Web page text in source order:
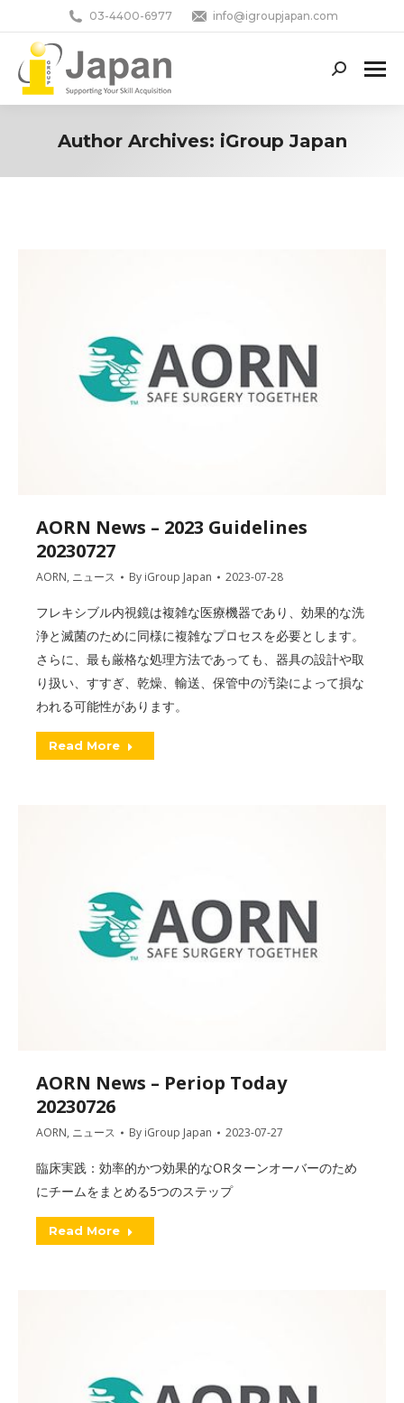
03-4400-6977 info@igroupjapan.com
Search:
Author Archives: iGroup Japan
AORN News – 2023 Guidelines
20230727
AORN, ニュース By iGroup Japan 2023-07-28
フレキシブル内視鏡は複雑な医療機器であり、効果的な洗
浄と滅菌のために同様に複雑なプロセスを必要とします。
さらに、最も厳格な処理方法であっても、器具の設計や取
り扱い、すすぎ、乾燥、輸送、保管中の汚染によって損な
われる可能性があります。
Read More
AORN News – Periop Today
20230726
AORN, ニュース By iGroup Japan 2023-07-27
臨床実践：効率的かつ効果的なORターンオーバーのため
にチームをまとめる5つのステップ
Read More